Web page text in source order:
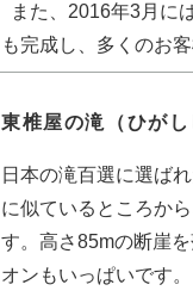
また、2016年3月に
も完成し、多くのお
東椎屋の滝（ひがし
日本の滝百選に選ば
に似ているところか
す。高さ85mの断崖
オンもいっぱいです。